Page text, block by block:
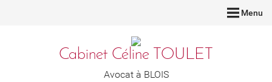
Menu
Cabinet Céline TOULET
Avocat à BLOIS